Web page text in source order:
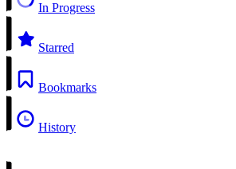
In Progress
Starred
Bookmarks
History